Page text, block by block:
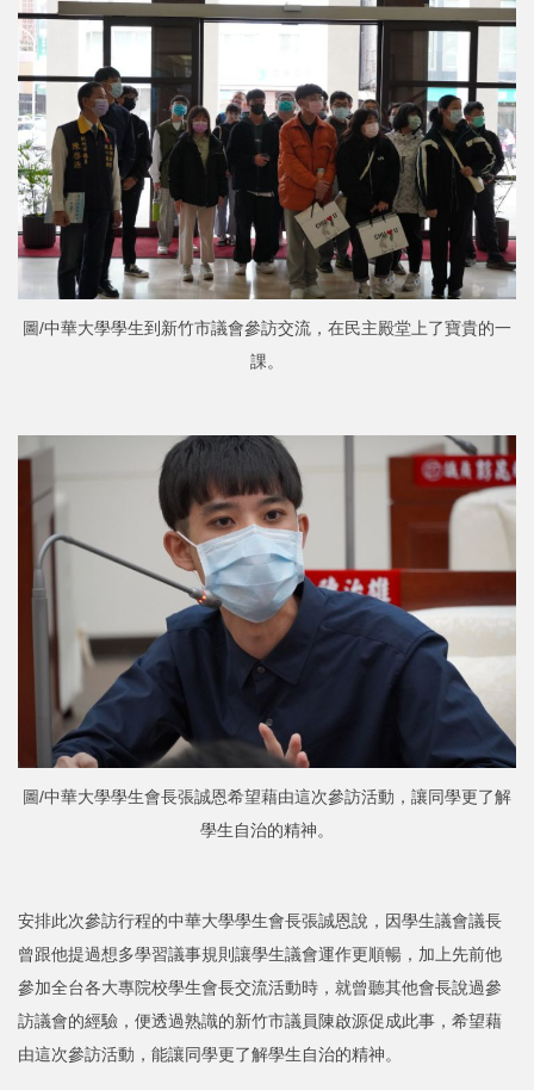
圖/中華大學學生到新竹市議會參訪交流，在民主殿堂上了寶貴的一
課。
圖/中華大學學生會長張誠恩希望藉由這次參訪活動，讓同學更了解
學生自治的精神。
安排此次參訪行程的中華大學學生會長張誠恩說，因學生議會議長
曾跟他提過想多學習議事規則讓學生議會運作更順暢，加上先前他
參加全台各大專院校學生會長交流活動時，就曾聽其他會長說過參
訪議會的經驗，便透過熟識的新竹市議員陳啟源促成此事，希望藉
由這次參訪活動，能讓同學更了解學生自治的精神。